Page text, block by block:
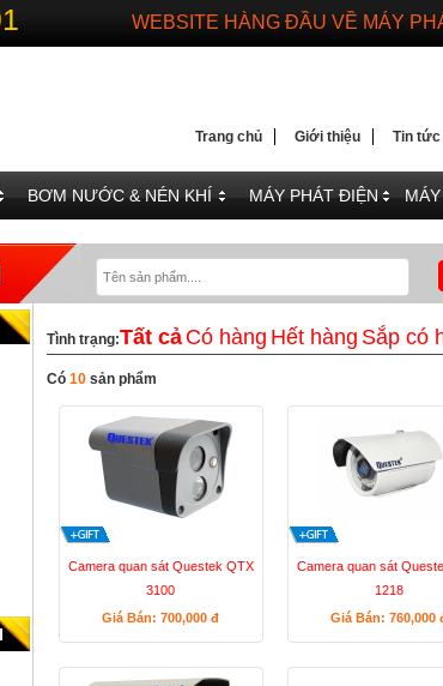
WEBSITE HÀNG ĐẦU VỀ MÁY
Trang chủ Giới thiệu Tin tức
BƠM NƯỚC & NÉN KHÍ MÁY PHÁT ĐIỆN
Tình trạng:Tất cả Có hàng Hết hàng Sắp có
Có 10 sản phẩm
Camera quan sát Questek QTX
3100
Giá Bán: 700,000đ
Camera quan sát
1218
Giá Bán: 760,000